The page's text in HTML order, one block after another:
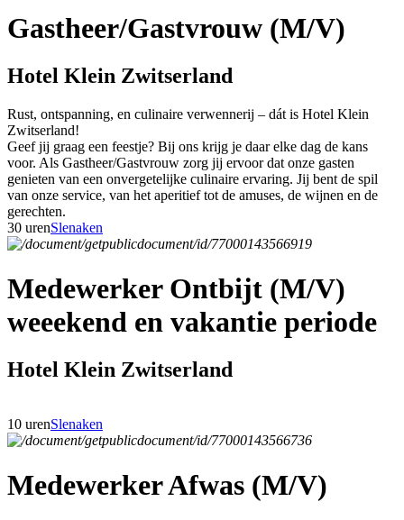
Gastheer/Gastvrouw (M/V)
Hotel Klein Zwitserland
Rust, ontspanning, en culinaire verwennerij – dát is Hotel Klein
Zwitserland!
Geef jij graag een feestje? Bij ons krijg je daar elke dag de kans
voor. Als Gastheer/Gastvrouw zorg jij ervoor dat onze gasten
genieten van een onvergetelijke culinaire ervaring. Jij bent de spil
van onze service, van het aperitief tot de amuses, de wijnen en de
gerechten.
30 urenSlenaken
Medewerker Ontbijt (M/V)
weeekend en vakantie periode
Hotel Klein Zwitserland
10 urenSlenaken
Medewerker Afwas (M/V)